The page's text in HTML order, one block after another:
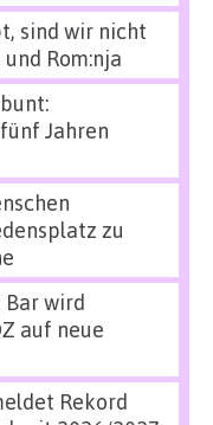
sind wir nicht
Rom:nja
Jahren
zu
Bar wird
auf neue
Rekord